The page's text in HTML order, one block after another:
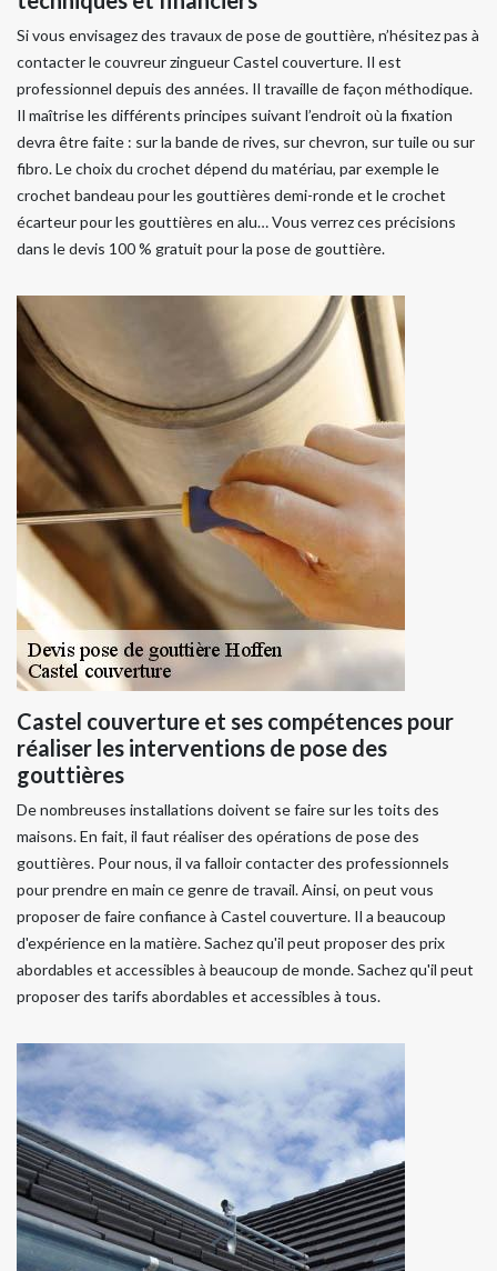
Si vous envisagez des travaux de pose de gouttière, n’hésitez pas à
contacter le couvreur zingueur Castel couverture. Il est
professionnel depuis des années. Il travaille de façon méthodique.
Il maîtrise les différents principes suivant l’endroit où la fixation
devra être faite : sur la bande de rives, sur chevron, sur tuile ou sur
fibro. Le choix du crochet dépend du matériau, par exemple le
crochet bandeau pour les gouttières demi-ronde et le crochet
écarteur pour les gouttières en alu… Vous verrez ces précisions
dans le devis 100 % gratuit pour la pose de gouttière.
Castel couverture et ses compétences pour
réaliser les interventions de pose des
gouttières
De nombreuses installations doivent se faire sur les toits des
maisons. En fait, il faut réaliser des opérations de pose des
gouttières. Pour nous, il va falloir contacter des professionnels
pour prendre en main ce genre de travail. Ainsi, on peut vous
proposer de faire confiance à Castel couverture. Il a beaucoup
d'expérience en la matière. Sachez qu'il peut proposer des prix
abordables et accessibles à beaucoup de monde. Sachez qu'il peut
proposer des tarifs abordables et accessibles à tous.